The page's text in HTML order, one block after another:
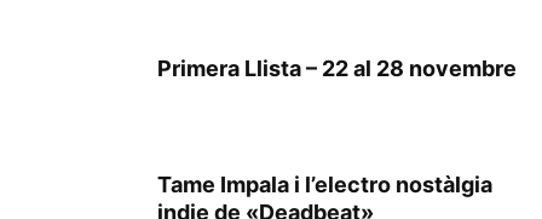
Primera Llista – 22 al 28 novembre
Tame Impala i l’electro nostàlgia
indie de «Deadbeat»